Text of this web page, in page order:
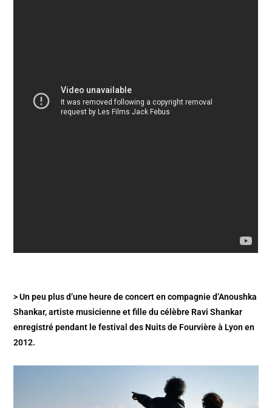
> Un peu plus d’une heure de concert en compagnie d’Anoushka
Shankar, artiste musicienne et fille du célèbre Ravi Shankar
enregistré pendant le festival des Nuits de Fourvière à Lyon en
2012.